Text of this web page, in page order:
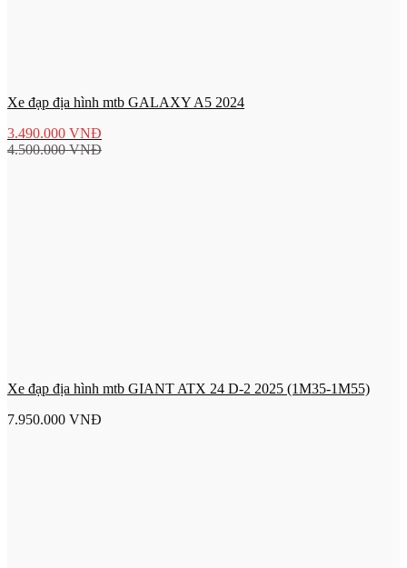
Xe đạp địa hình mtb GALAXY A5 2024
3.490.000 VNĐ
4.500.000VNĐ
Xe đạp địa hình mtb GIANT ATX 24 D-2 2025 (1M35-1M55)
7.950.000 VNĐ